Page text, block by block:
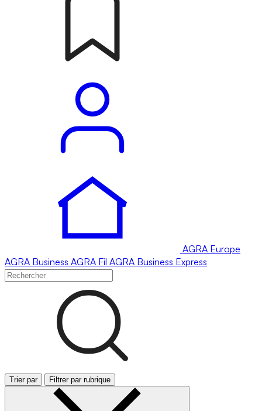
AGRA Europe
AGRA Business AGRA Fil AGRA Business Express
Trier par Filtrer par rubrique